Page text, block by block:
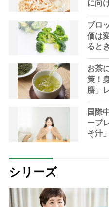
に向
対策
ブロ
価は
ると
お茶
策！
膳」
国際
ープ
そ汁
シリーズ